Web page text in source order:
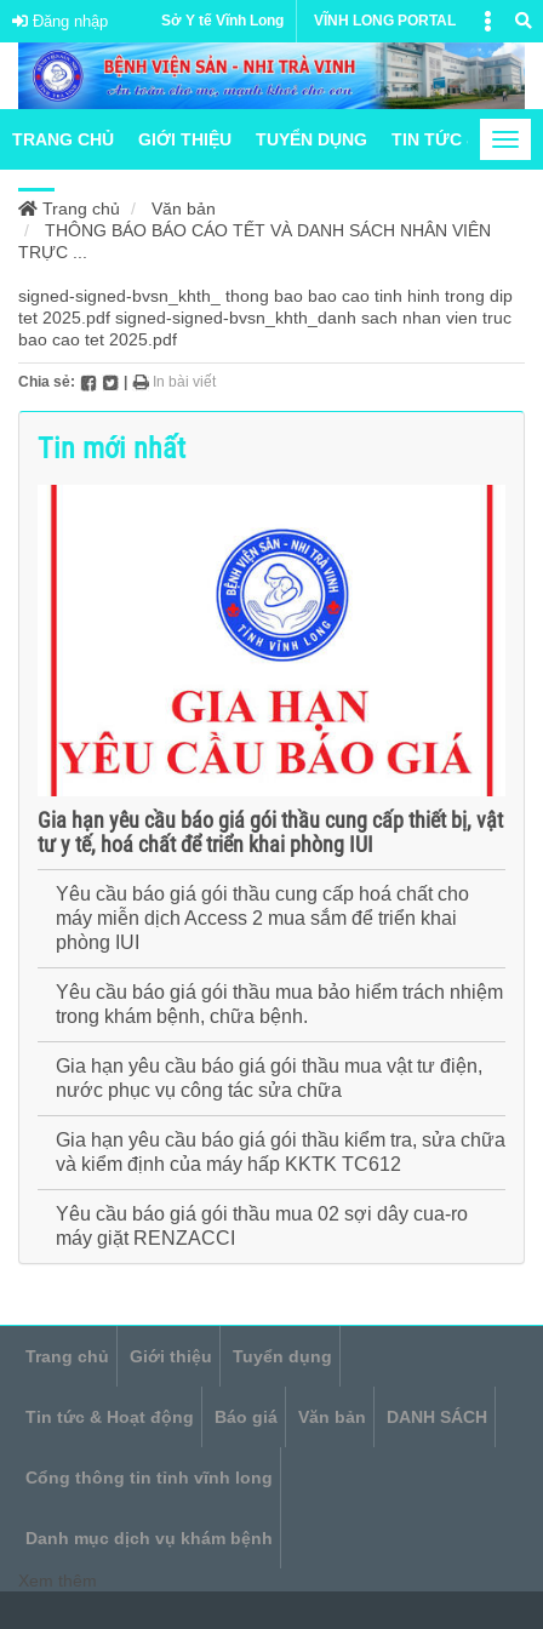
Đăng nhập Sở Y tế Vĩnh Long VĨNH LONG PORTAL
TRANG CHỦ GIỚI THIỆU TUYỂN DỤNG TIN TỨC & HOẠT
Trang chủ
Văn bản
THÔNG BÁO BÁO CÁO TẾT VÀ DANH SÁCH NHÂN VIÊN
TRỰC ...
signed-signed-bvsn_khth_ thong bao bao cao tinh hinh trong dip
tet 2025.pdf signed-signed-bvsn_khth_danh sach nhan vien truc
bao cao tet 2025.pdf
Chia sẻ: | In bài viết
Tin mới nhất
Gia hạn yêu cầu báo giá gói thầu cung cấp thiết bị, vật
tư y tế, hoá chất để triển khai phòng IUI
Yêu cầu báo giá gói thầu cung cấp hoá chất cho
máy miễn dịch Access 2 mua sắm để triển khai
phòng IUI
Yêu cầu báo giá gói thầu mua bảo hiểm trách nhiệm
trong khám bệnh, chữa bệnh.
Gia hạn yêu cầu báo giá gói thầu mua vật tư điện,
nước phục vụ công tác sửa chữa
Gia hạn yêu cầu báo giá gói thầu kiểm tra, sửa chữa
và kiểm định của máy hấp KKTK TC612
Yêu cầu báo giá gói thầu mua 02 sợi dây cua-ro
máy giặt RENZACCI
Trang chủ Giới thiệu Tuyển dụng
Tin tức & Hoạt động Báo giá Văn bản DANH SÁCH
Cổng thông tin tỉnh vĩnh long
Danh mục dịch vụ khám bệnh
Xem thêm